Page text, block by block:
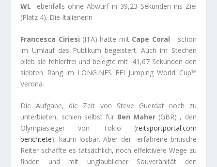
WL ebenfalls ohne Abwurf in 39,23 Sekunden ins Ziel
(Platz 4). Die Italienerin
Francesca Ciriesi (ITA) hatte mit Cape Coral schon
im Umlauf das Publikum begeistert. Auch im Stechen
blieb sie fehlerfrei und belegte mit 41,67 Sekunden den
siebten Rang im LONGINES FEI Jumping World Cup™
Verona.
Die Aufgabe, die Zeit von Steve Guerdat noch zu
unterbieten, schien selbst für Ben Maher (GBR) , den
Olympiasieger von Tokio (reitsportportal.com
berichtete), kaum lösbar. Aber der erfahrene britische
Reiter schaffte es tatsächlich, noch effektivere Wege zu
finden und mit unglaublicher Souveränität den